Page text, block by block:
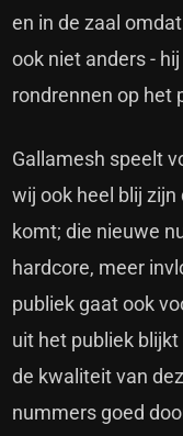
en in de zaal
ook niet anders -
rondrennen op het
Gallamesh speelt
wij ook heel blij
komt; die nieuwe
hardcore, meer
publiek gaat ook
uit het publiek
de kwaliteit van
nummers goed